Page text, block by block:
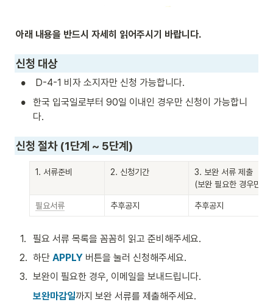
아래 내용을 반드시 자세히 읽어주시기 바랍니다.
신청 대상
• D-4-1 비자 소지자만 신청 가능합니다.
•
한국 입국일로부터 90일 이내인 경우만 신청이 가능합니
다.
신청 절차 (1단계 ~ 5단계)
1. 서류준비 2. 신청기간
3. 보완 서류 제출
(보완 필요한 경우만)
필요서류 추후공지 추후공지
1.
필요 서류 목록을 꼼꼼히 읽고 준비해주세요.
2. 하단 APPLY 버튼을 눌러 신청해주세요.
3. 보완이 필요한 경우, 이메일을 보내드립니다.
보완마감일까지 보완 서류를 제출해주세요.